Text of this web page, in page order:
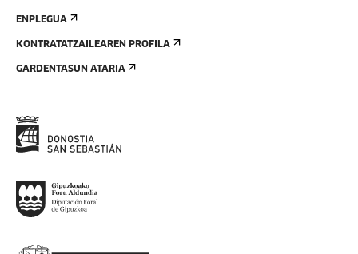
ENPLEGUA
KONTRATATZAILEAREN PROFILA
GARDENTASUN ATARIA